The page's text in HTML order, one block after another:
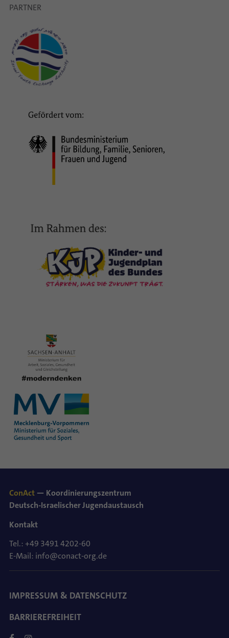
PARTNER
ConAct — Koordinierungszentrum
Deutsch-Israelischer Jugendaustausch
Kontakt
Tel.: +49 3491 4202-60
E-Mail: info@conact-org.de
IMPRESSUM & DATENSCHUTZ
BARRIEREFREIHEIT